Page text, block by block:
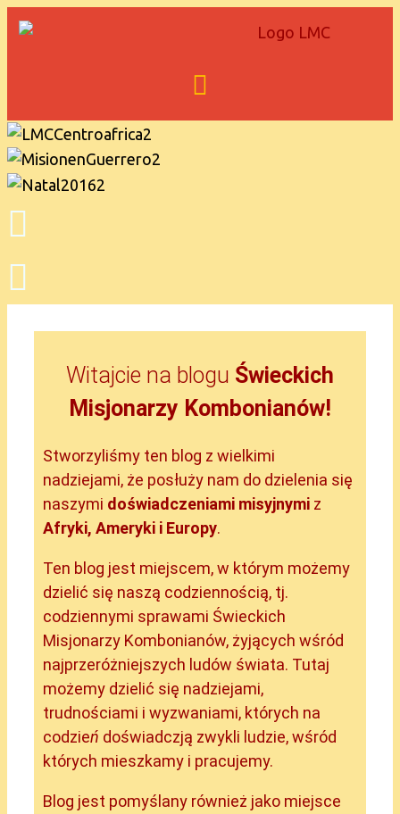
Witajcie na blogu Świeckich
Misjonarzy Kombonianów!
Stworzyliśmy ten blog z wielkimi
nadziejami, że posłuży nam do dzielenia się
naszymi doświadczeniami misyjnymi z
Afryki, Ameryki i Europy.
Ten blog jest miejscem, w którym możemy
dzielić się naszą codziennością, tj.
codziennymi sprawami Świeckich
Misjonarzy Kombonianów, żyjących wśród
najprzeróżniejszych ludów świata. Tutaj
możemy dzielić się nadziejami,
trudnościami i wyzwaniami, których na
codzień doświadczją zwykli ludzie, wśród
których mieszkamy i pracujemy.
Blog jest pomyślany również jako miejsce